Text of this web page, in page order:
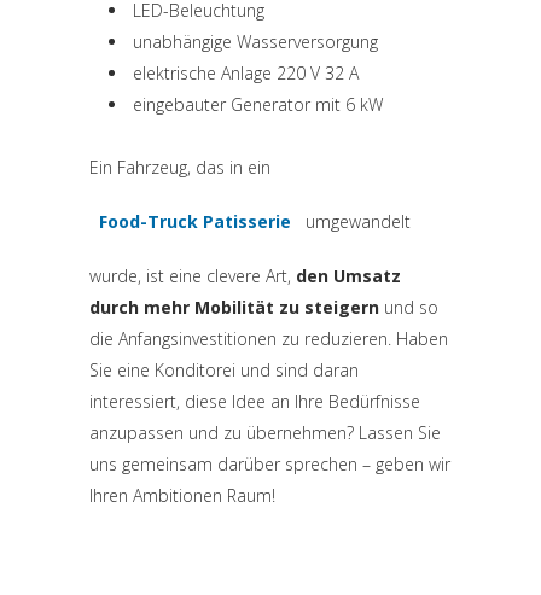
LED-Beleuchtung
unabhängige Wasserversorgung
elektrische Anlage 220 V 32 A
eingebauter Generator mit 6 kW
Ein Fahrzeug, das in ein
Food-Truck Patisserie
(si apre in una nuova scheda)
umgewandelt
wurde, ist eine clevere Art, den Umsatz
durch mehr Mobilität zu steigern und so
die Anfangsinvestitionen zu reduzieren. Haben
Sie eine Konditorei und sind daran
interessiert, diese Idee an Ihre Bedürfnisse
anzupassen und zu übernehmen? Lassen Sie
uns gemeinsam darüber sprechen – geben wir
Ihren Ambitionen Raum!